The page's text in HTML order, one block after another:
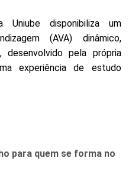
Uniube disponibiliza um
(AVA) dinâmico,
pela própria
experiência de estudo
para quem se forma no